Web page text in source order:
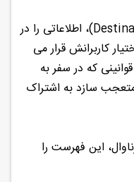
وبسایت دِستنِیشن تیپز (Destination Tips)، اطلاعاتی را در
کاربرانش قرار می
که در سفر به
سازد به اشتراک
این فهرست را